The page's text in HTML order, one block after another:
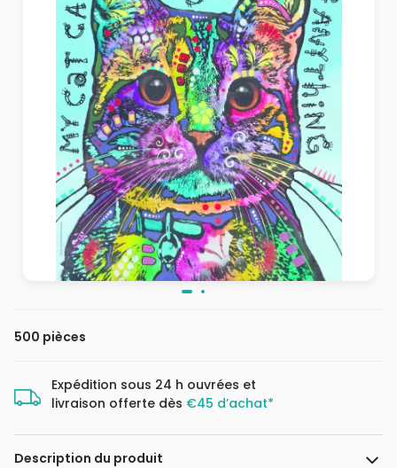
500 pièces
Expédition sous 24 h ouvrées et
livraison offerte dès €45 d’achat*
Description du produit